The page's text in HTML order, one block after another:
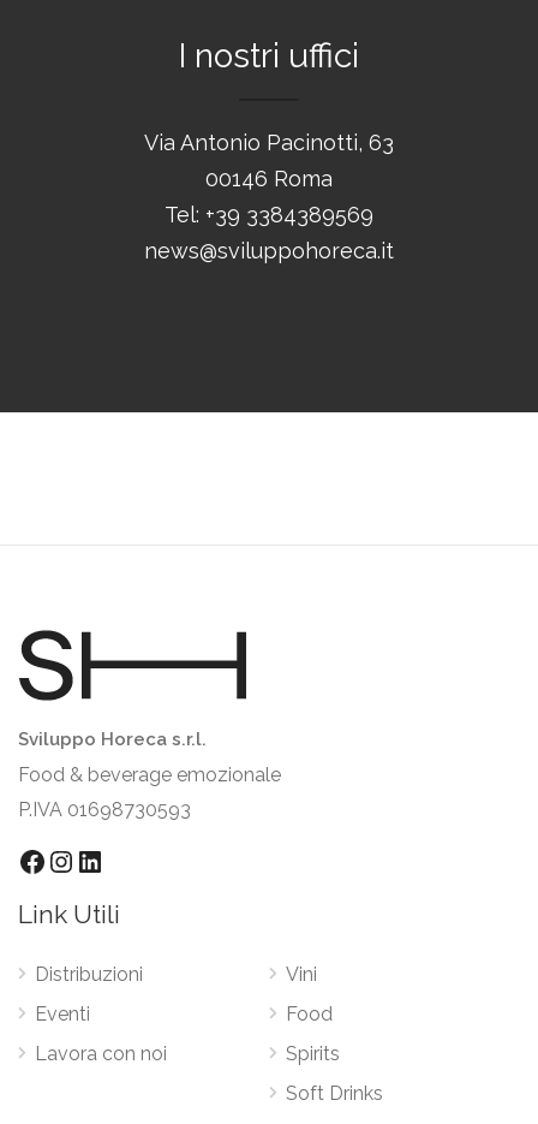
I nostri uffici
Via Antonio Pacinotti, 63
00146 Roma
Tel: +39 3384389569
news@sviluppohoreca.it
Sviluppo Horeca s.r.l.
Food & beverage emozionale
P.IVA 01698730593
Link Utili
Distribuzioni
Eventi
Lavora con noi
Vini
Food
Spirits
Soft Drinks